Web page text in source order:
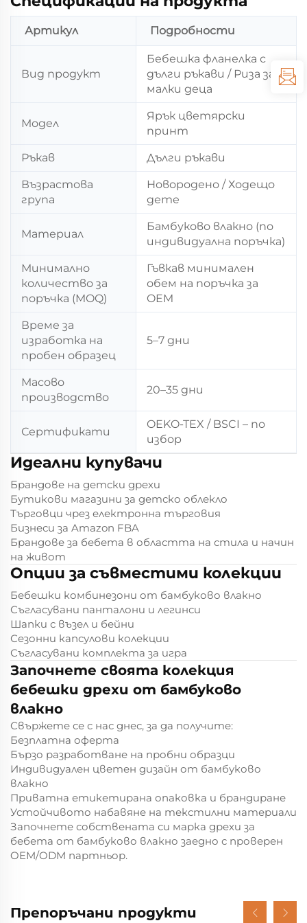
Артикул Подробности
Вид продукт
Бебешка фланелка с
дълги ръкави / Риза за
малки деца
Модел
Ярък цветярски
принт
Ръкав Дълги ръкави
Възрастова
група
Новородено / Ходещо
дете
Материал
Бамбуково влакно (по
индивидуална поръчка)
Минимално
количество за
поръчка (MOQ)
Гъвкав минимален
обем на поръчка за
OEM
Време за
изработка на
пробен образец
5–7 дни
Масово
производство
20–35 дни
Сертификати
OEKO-TEX / BSCI – по
избор
Идеални купувачи
Брандове на детски дрехи
Бутикови магазини за детско облекло
Търговци чрез електронна търговия
Бизнеси за Amazon FBA
Брандове за бебета в областта на стила и начин
на живот
Опции за съвместими колекции
Бебешки комбинезони от бамбуково влакно
Съгласувани панталони и легинси
Шапки с възел и бейни
Сезонни капсулови колекции
Съгласувани комплекта за игра
Започнете своята колекция
бебешки дрехи от бамбуково
влакно
Свържете се с нас днес, за да получите:
Безплатна оферта
Бързо разработване на пробни образци
Индивидуален цветен дизайн от бамбуково
влакно
Приватна етикетирана опаковка и брандиране
Устойчивото набавяне на текстилни материали
Започнете собствената си марка дрехи за
бебета от бамбуково влакно заедно с проверен
OEM/ODM партньор.
Препоръчани продукти